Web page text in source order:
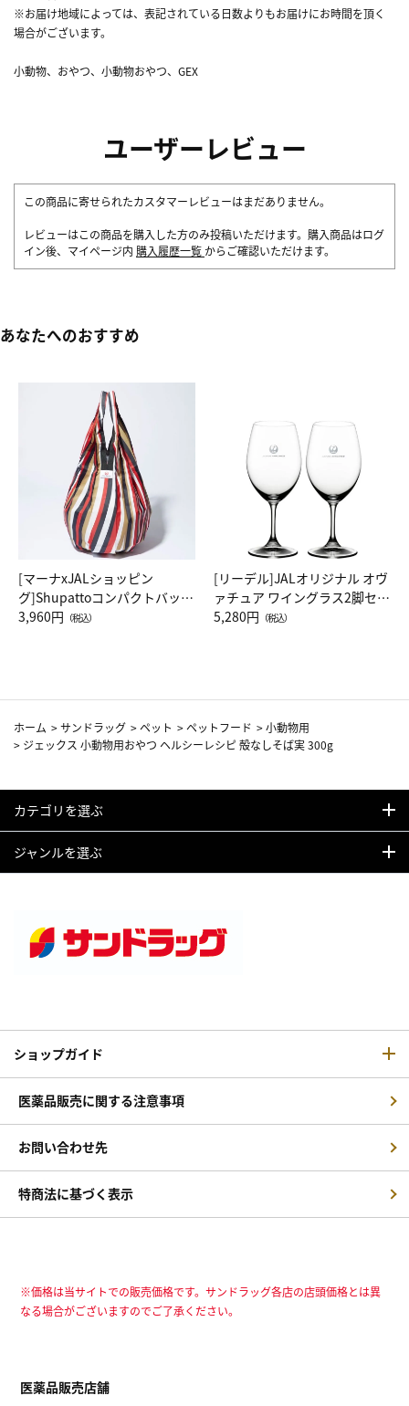
※お届け地域によっては、表記されている日数よりもお届けにお時間を頂く
場合がございます。
小動物、おやつ、小動物おやつ、GEX
ユーザーレビュー
この商品に寄せられたカスタマーレビューはまだありません。
レビューはこの商品を購入した方のみ投稿いただけます。購入商品はログ
イン後、マイページ内 購入履歴一覧 からご確認いただけます。
あなたへのおすすめ
[マーナxJALショッピン
グ]Shupattoコンパクトバッグ
Drop JAL客室乗務員（LC）ス
3,960円 （税込）
[リーデル]JALオリジナル オヴ
ァチュア ワイングラス2脚セッ
ト（レッドワイン）
5,280円 （税込）
ホーム >サンドラッグ >ペット >ペットフード >小動物用
> ジェックス 小動物用おやつ ヘルシーレシピ 殻なしそば実 300g
カテゴリを選ぶ
ジャンルを選ぶ
ショップガイド
医薬品販売に関する注意事項
お問い合わせ先
特商法に基づく表示
※価格は当サイトでの販売価格です。サンドラッグ各店の店頭価格とは異
なる場合がございますのでご了承ください。
医薬品販売店舗